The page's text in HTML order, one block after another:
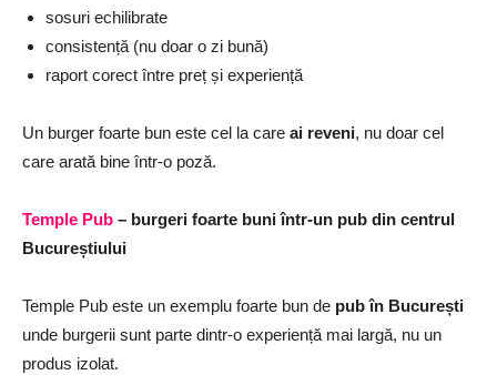
sosuri echilibrate
consistență (nu doar o zi bună)
raport corect între preț și experiență
Un burger foarte bun este cel la care ai reveni, nu doar cel
care arată bine într-o poză.
Temple Pub – burgeri foarte buni într-un pub din centrul
Bucureștiului
Temple Pub este un exemplu foarte bun de pub în București
unde burgerii sunt parte dintr-o experiență mai largă, nu un
produs izolat.